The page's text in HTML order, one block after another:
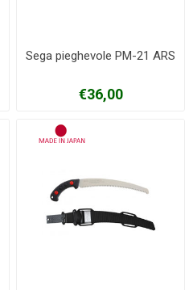
Sega pieghevole PM-21 ARS
€36,00